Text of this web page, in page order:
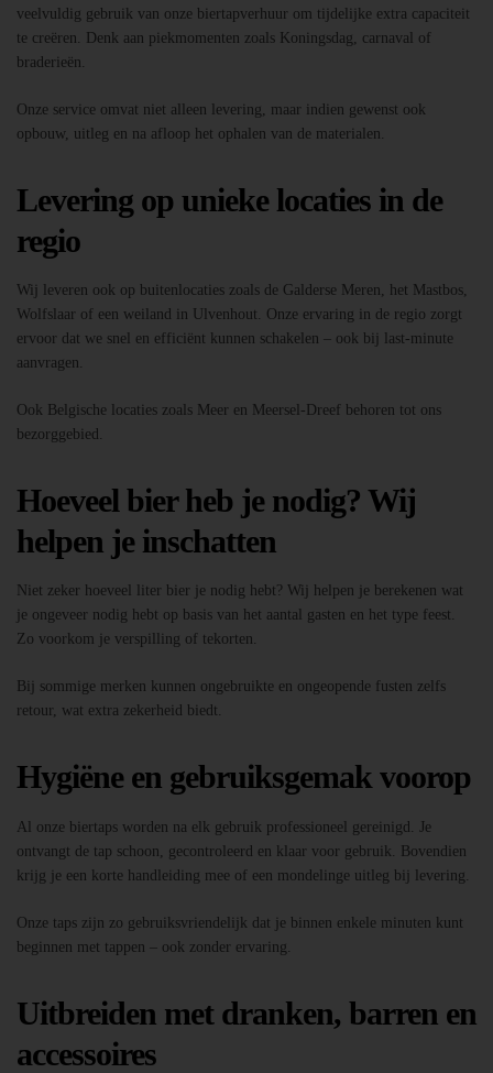
veelvuldig gebruik van onze biertapverhuur om tijdelijke extra capaciteit
te creëren. Denk aan piekmomenten zoals Koningsdag, carnaval of
braderieën.
Onze service omvat niet alleen levering, maar indien gewenst ook
opbouw, uitleg en na afloop het ophalen van de materialen.
Levering op unieke locaties in de
regio
Wij leveren ook op buitenlocaties zoals de Galderse Meren, het Mastbos,
Wolfslaar of een weiland in Ulvenhout. Onze ervaring in de regio zorgt
ervoor dat we snel en efficiënt kunnen schakelen – ook bij last-minute
aanvragen.
Ook Belgische locaties zoals Meer en Meersel-Dreef behoren tot ons
bezorggebied.
Hoeveel bier heb je nodig? Wij
helpen je inschatten
Niet zeker hoeveel liter bier je nodig hebt? Wij helpen je berekenen wat
je ongeveer nodig hebt op basis van het aantal gasten en het type feest.
Zo voorkom je verspilling of tekorten.
Bij sommige merken kunnen ongebruikte en ongeopende fusten zelfs
retour, wat extra zekerheid biedt.
Hygiëne en gebruiksgemak voorop
Al onze biertaps worden na elk gebruik professioneel gereinigd. Je
ontvangt de tap schoon, gecontroleerd en klaar voor gebruik. Bovendien
krijg je een korte handleiding mee of een mondelinge uitleg bij levering.
Onze taps zijn zo gebruiksvriendelijk dat je binnen enkele minuten kunt
beginnen met tappen – ook zonder ervaring.
Uitbreiden met dranken, barren en
accessoires